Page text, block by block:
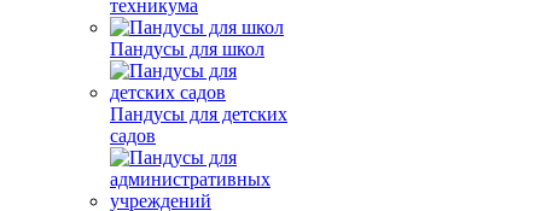
техникума
Пандусы для школ
Пандусы для детских
садов